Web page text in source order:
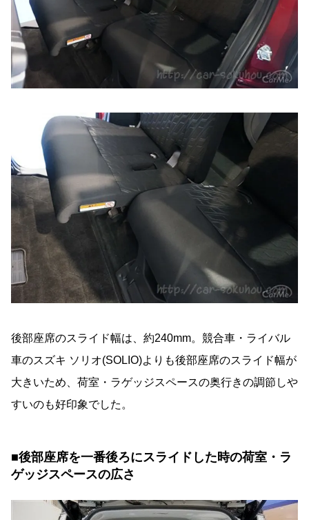
後部座席のスライド幅は、約240mm。競合車・ライバル
車のスズキ ソリオ(SOLIO)よりも後部座席のスライド幅が
大きいため、荷室・ラゲッジスペースの奥行きの調節しや
すいのも好印象でした。
■後部座席を一番後ろにスライドした時の荷室・ラ
ゲッジスペースの広さ